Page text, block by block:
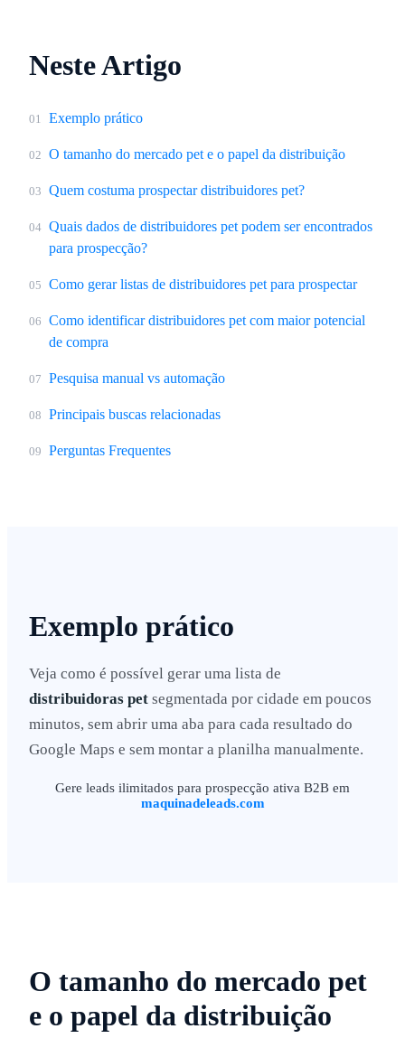
Neste Artigo
01 Exemplo prático
02 O tamanho do mercado pet e o papel da distribuição
03 Quem costuma prospectar distribuidores pet?
04 Quais dados de distribuidores pet podem ser encontrados
para prospecção?
05 Como gerar listas de distribuidores pet para prospectar
06 Como identificar distribuidores pet com maior potencial
de compra
07 Pesquisa manual vs automação
08 Principais buscas relacionadas
09 Perguntas Frequentes
Exemplo prático
Veja como é possível gerar uma lista de
distribuidoras pet segmentada por cidade em poucos
minutos, sem abrir uma aba para cada resultado do
Google Maps e sem montar a planilha manualmente.
Gere leads ilimitados para prospecção ativa B2B em
maquinadeleads.com
O tamanho do mercado pet
e o papel da distribuição